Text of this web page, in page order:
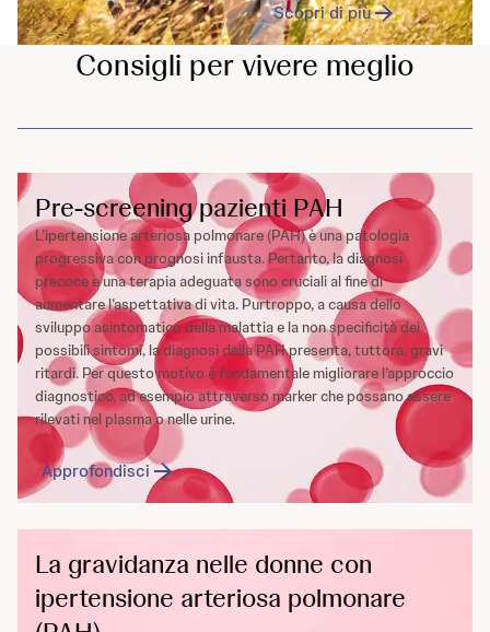
Scopri di più
Consigli per vivere meglio
Pre-screening pazienti PAH
L’ipertensione arteriosa polmonare (PAH) è una patologia
progressiva con prognosi infausta. Pertanto, la diagnosi
precoce e una terapia adeguata sono cruciali al fine di
aumentare l’aspettativa di vita. Purtroppo, a causa dello
sviluppo asintomatico della malattia e la non specificità dei
possibili sintomi, la diagnosi della PAH presenta, tuttora, gravi
ritardi. Per questo motivo è fondamentale migliorare l’approccio
diagnostico, ad esempio attraverso marker che possano essere
rilevati nel plasma o nelle urine.
Approfondisci
La gravidanza nelle donne con
ipertensione arteriosa polmonare